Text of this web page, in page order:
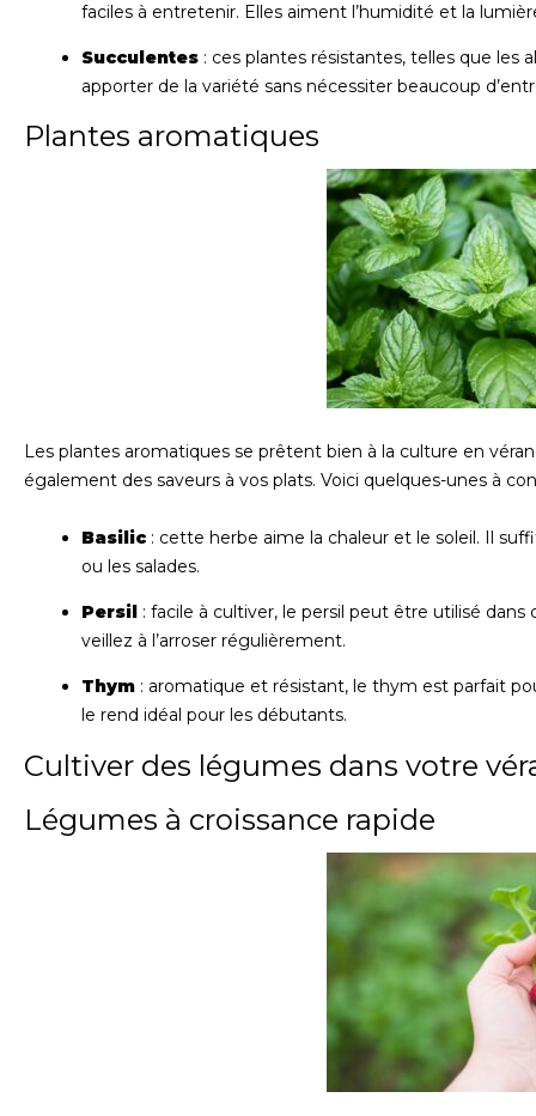
faciles à entretenir. Elles aiment l’humidité et la
Succulentes : ces plantes résistantes, telles que les
apporter de la variété sans nécessiter beaucoup
Plantes aromatiques
Les plantes aromatiques se prêtent bien à la culture en
également des saveurs à vos plats. Voici quelques-unes à
Basilic : cette herbe aime la chaleur et le soleil. Il
ou les salades.
Persil : facile à cultiver, le persil peut être utilisé
veillez à l’arroser régulièrement.
Thym : aromatique et résistant, le thym est parfait
le rend idéal pour les débutants.
Cultiver des légumes dans votre
Légumes à croissance rapide